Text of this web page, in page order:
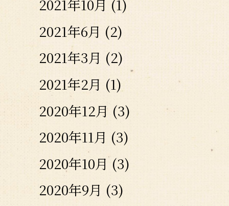
2021年10月 (1)
2021年6月 (2)
2021年3月 (2)
2021年2月 (1)
2020年12月 (3)
2020年11月 (3)
2020年10月(3)
2020年9月 (3)